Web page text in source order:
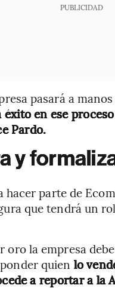
PUBLICIDAD
pasará a
éxito en ese
Pardo.
y
hacer parte de
que tendrá un
oro la empresa
quien lo
a reportar a la